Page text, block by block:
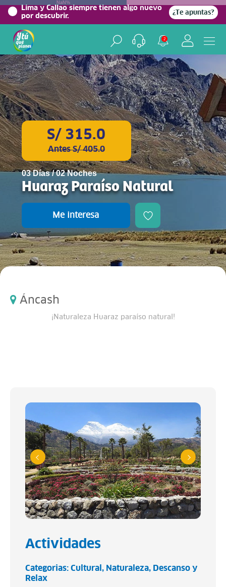
Lima y Callao siempre tienen algo nuevo
por descubrir.
¿Te apuntas?
2
NaN%
S/ 315.0
Antes S/ 405.0
03 Días / 02 Noches
Huaraz Paraíso Natural
Me interesa
Áncash
¡Naturaleza Huaraz paraíso natural!
Actividades
Categorias: Cultural Naturaleza
Descanso y
Relax